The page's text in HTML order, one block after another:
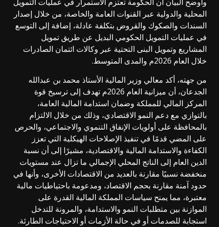
المحلية والدولية عبر القنوات العامة والخاصة، من خلال إصدار
السندات والصكوك والقروض بتكلفة عادلة، إضافة إلى التوسع
في عمليات التمويل الحكومي البديل عن طريق تمويل
المشاريع وتمويل البنى التحتية عبر وكالات ائتمان الصادرات
خلال العام 2026م والمدى المتوسط.
من جهته، أكد معالي وزير المالية الأستاذ محمد بن عبدالله
الجدعان، أن ميزانية العام 2026م تهدف إلى ترسيخ قوة
المركز المالي للمملكة وضمان استدامة المالية العامة،
بالتوازي مع دعم النمو الاقتصادي، وذلك من خلال الالتزام
بالمحافظة على أولويات الإنفاق التنموي والاجتماعي، والحرص
على المضي قدمًا في تنفيذ الإصلاحات الهيكلية التي تعزز
الكفاءة والاستدامة المالية والاقتصادية، مشيرًا إلى أن نسبة
الدين العام إلى الناتج المحلي الإجمالي ما تزال عند مستويات
منخفضة نسبيًا مقارنة بالعديد من الاقتصادات الأخرى، وأنها في
حدود آمنة مقارنة بحجم الاقتصاد، ومدعومة باحتياطيات مالية
معتبرة، مما يمنح سياسات المملكة المالية القدرة على
الموازنة بين متطلبات النمو والاستدامة، والمرونة للتدخل
استجابة للصدمات أو في حالة الأزمات أو الاحتياجات الطارئة.